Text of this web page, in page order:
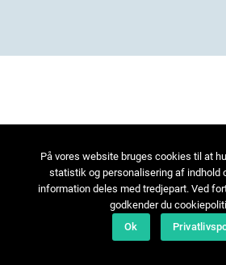
På vores website bruges cookies til at
statistik og personalisering af indhold
information deles med tredjepart. Ved
godkender du
Ok